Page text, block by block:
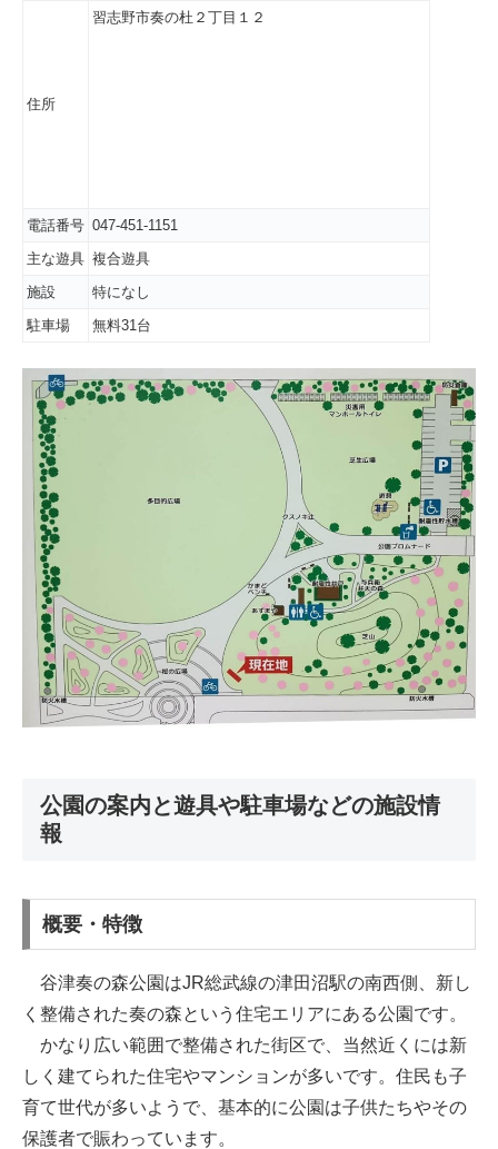
住所
習志野市奏の杜２丁目１２
電話番号 047-451-1151
主な遊具 複合遊具
施設
特になし
駐車場
無料31台
公園の案内と遊具や駐車場などの施設情
報
概要・特徴
谷津奏の森公園はJR総武線の津田沼駅の南西側、新し
く整備された奏の森という住宅エリアにある公園です。
かなり広い範囲で整備された街区で、当然近くには新
しく建てられた住宅やマンションが多いです。住民も子
育て世代が多いようで、基本的に公園は子供たちやその
保護者で賑わっています。